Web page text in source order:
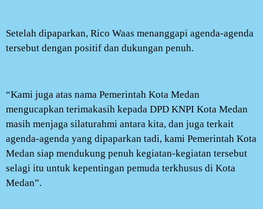
Setelah dipaparkan, Rico Waas menanggapi agenda-agenda
tersebut dengan positif dan dukungan penuh.
“Kami juga atas nama Pemerintah Kota Medan
mengucapkan terimakasih kepada DPD KNPI Kota Medan
masih menjaga silaturahmi antara kita, dan juga terkait
agenda-agenda yang dipaparkan tadi, kami Pemerintah Kota
Medan siap mendukung penuh kegiatan-kegiatan tersebut
selagi itu untuk kepentingan pemuda terkhusus di Kota
Medan”.